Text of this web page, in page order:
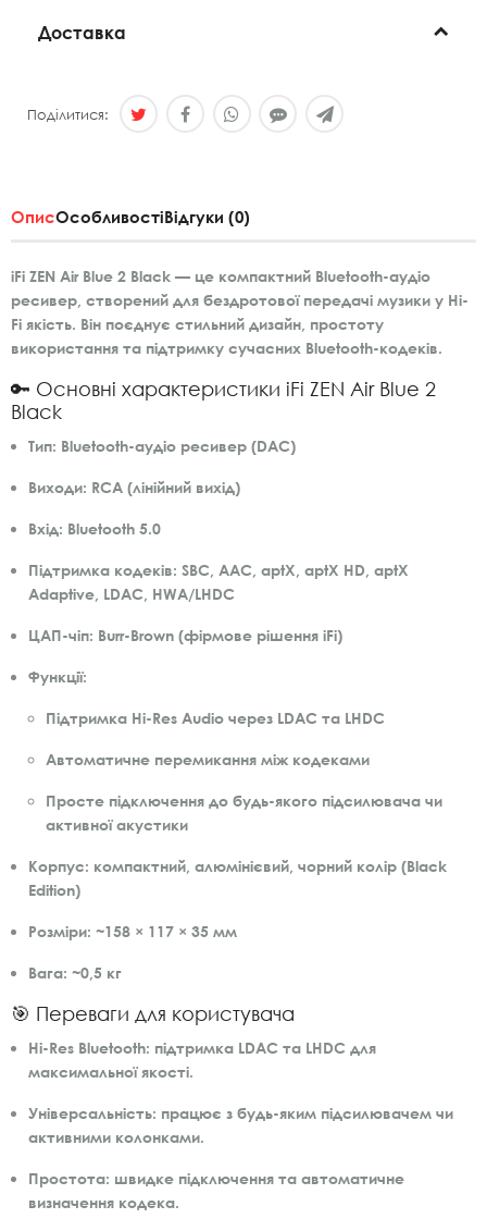
Доставка
Поділитися:
ОписОсобливостіВідгуки (0)
iFi ZEN Air Blue 2 Black — це компактний Bluetooth-аудіо
ресивер, створений для бездротової передачі музики у Hi-
Fi якість. Він поєднує стильний дизайн, простоту
використання та підтримку сучасних Bluetooth-кодеків.
🔑 Основні характеристики iFi ZEN Air Blue 2
Black
Тип: Bluetooth-аудіо ресивер (DAC)
Виходи: RCA (лінійний вихід)
Вхід: Bluetooth 5.0
Підтримка кодеків: SBC, AAC, aptX, aptX HD, aptX
Adaptive, LDAC, HWA/LHDC
ЦАП-чіп: Burr-Brown (фірмове рішення iFi)
Функції:
Підтримка Hi-Res Audio через LDAC та LHDC
Автоматичне перемикання між кодеками
Просте підключення до будь-якого підсилювача чи
активної акустики
Корпус: компактний, алюмінієвий, чорний колір (Black
Edition)
Розміри: ~158 × 117 × 35 мм
Вага: ~0,5 кг
🎯 Переваги для користувача
Hi-Res Bluetooth: підтримка LDAC та LHDC для
максимальної якості.
Універсальність: працює з будь-яким підсилювачем чи
активними колонками.
Простота: швидке підключення та автоматичне
визначення кодека.